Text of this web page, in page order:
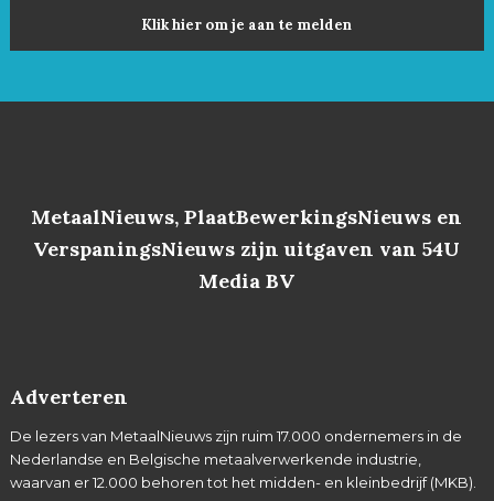
Klik hier om je aan te melden
MetaalNieuws, PlaatBewerkingsNieuws en
VerspaningsNieuws zijn uitgaven van 54U
Media BV
Adverteren
De lezers van MetaalNieuws zijn ruim 17.000 ondernemers in de
Nederlandse en Belgische metaalverwerkende industrie,
waarvan er 12.000 behoren tot het midden- en kleinbedrijf (MKB).